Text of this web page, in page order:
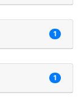
1
1